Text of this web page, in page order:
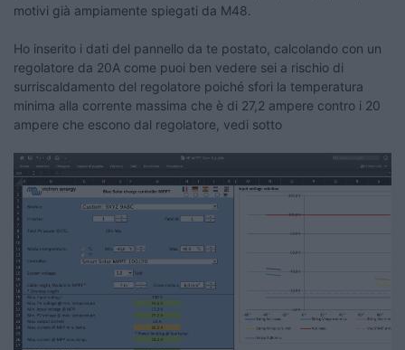
motivi già ampiamente spiegati da M48.
Ho inserito i dati del pannello da te postato, calcolando con un
regolatore da 20A come puoi ben vedere sei a rischio di
surriscaldamento del regolatore poiché sfori la temperatura
minima alla corrente massima che è di 27,2 ampere contro i 20
ampere che escono dal regolatore, vedi sotto